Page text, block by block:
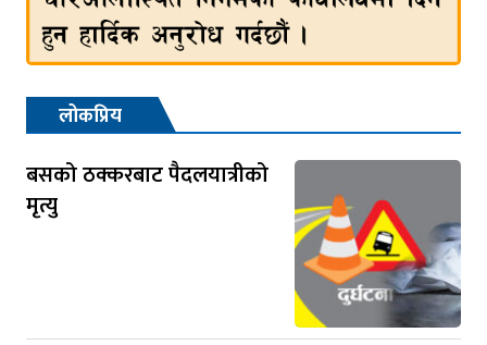
लोकप्रिय
बसको ठक्करबाट पैदलयात्रीको
मृत्यु